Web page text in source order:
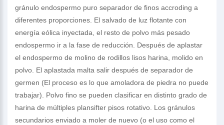
gránulo endospermo puro separador de finos accroding a
diferentes proporciones. El salvado de luz flotante con
energía eólica inyectada, el resto de polvo más pesado
endospermo ir a la fase de reducción. Después de aplastar
el endospermo de molino de rodillos lisos harina, molido en
polvo. El aplastada malta salir después de separador de
germen (El proceso es lo que amoladora de piedra no puede
trabajar). Polvo fino se pueden clasificar en distinto grado de
harina de múltiples plansifter pisos rotativo. Los gránulos
secundarios enviado a moler de nuevo (o el uso como el